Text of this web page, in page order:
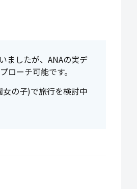
ましたが、ANAの実デ
ーチ可能です。
の子)で旅行を検討中